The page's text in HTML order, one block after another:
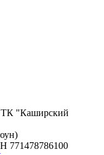
ТК "Каширский
771478786100